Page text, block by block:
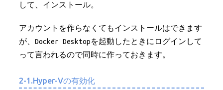
して、インストール。
アカウントを作らなくてもインストールはできます
が、Docker Desktopを起動したときにログインして
って言われるので同時に作っておきます。
2-1.Hyper-Vの有効化